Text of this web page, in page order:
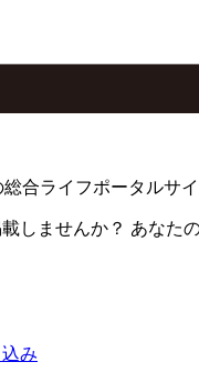
総合ライフポータルサイ
しませんか？ あなた
み